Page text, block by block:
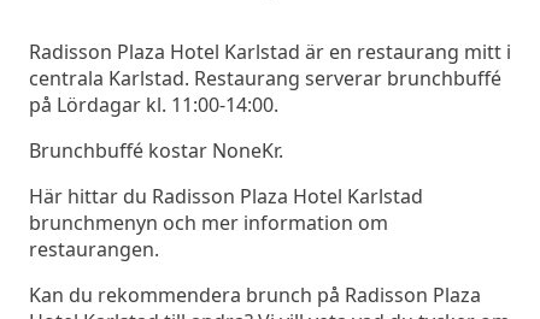
Radisson Plaza Hotel Karlstad är en restaurang mitt i
centrala Karlstad. Restaurang serverar brunchbuffé
på Lördagar kl. 11:00-14:00.
Brunchbuffé kostar NoneKr.
Här hittar du Radisson Plaza Hotel Karlstad
brunchmenyn och mer information om
restaurangen.
Kan du rekommendera brunch på Radisson Plaza